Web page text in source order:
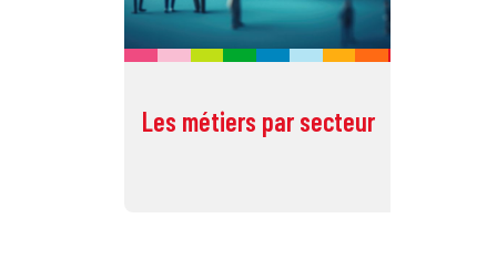
Les métiers par secteur